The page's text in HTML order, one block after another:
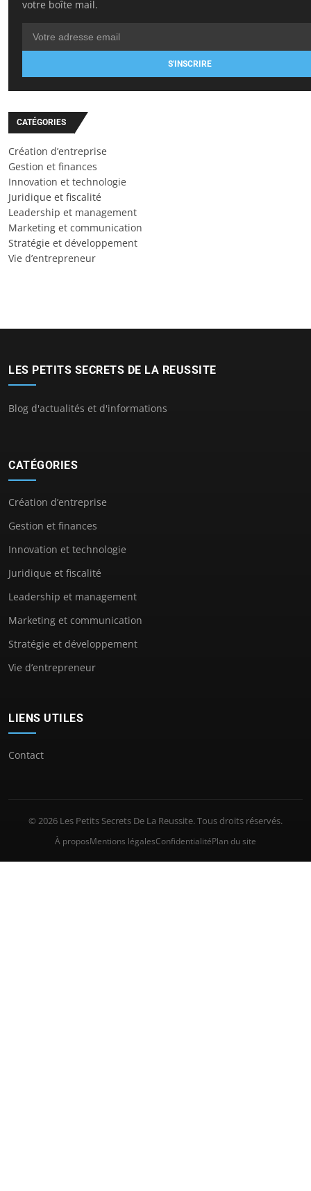
votre boîte mail.
S'INSCRIRE
CATÉGORIES
Création d’entreprise
Gestion et finances
Innovation et technologie
Juridique et fiscalité
Leadership et management
Marketing et communication
Stratégie et développement
Vie d’entrepreneur
LES PETITS SECRETS DE LA REUSSITE
Blog d'actualités et d'informations
CATÉGORIES
Création d’entreprise
Gestion et finances
Innovation et technologie
Juridique et fiscalité
Leadership et management
Marketing et communication
Stratégie et développement
Vie d’entrepreneur
LIENS UTILES
Contact
© 2026 Les Petits Secrets De La Reussite. Tous droits réservés.
À proposMentions légalesConfidentialitéPlan du site